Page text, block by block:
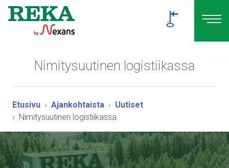
Nimitysuutinen logistiikassa
Etusivu Ajankohtaista
Uutiset
Nimitysuutinen logistiikassa